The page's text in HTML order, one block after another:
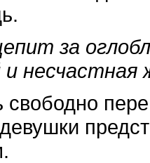
за
несчастная